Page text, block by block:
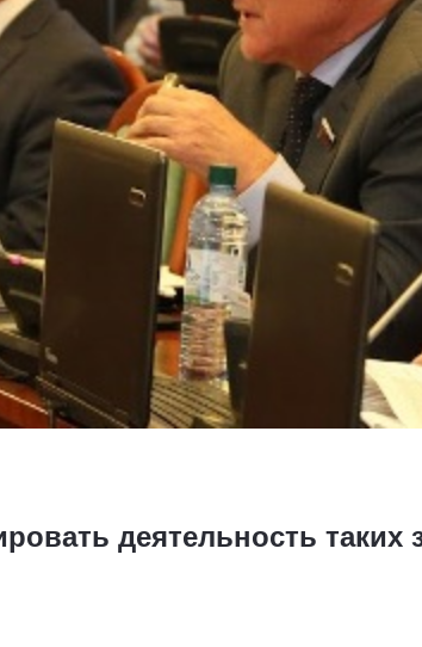
деятельность таких